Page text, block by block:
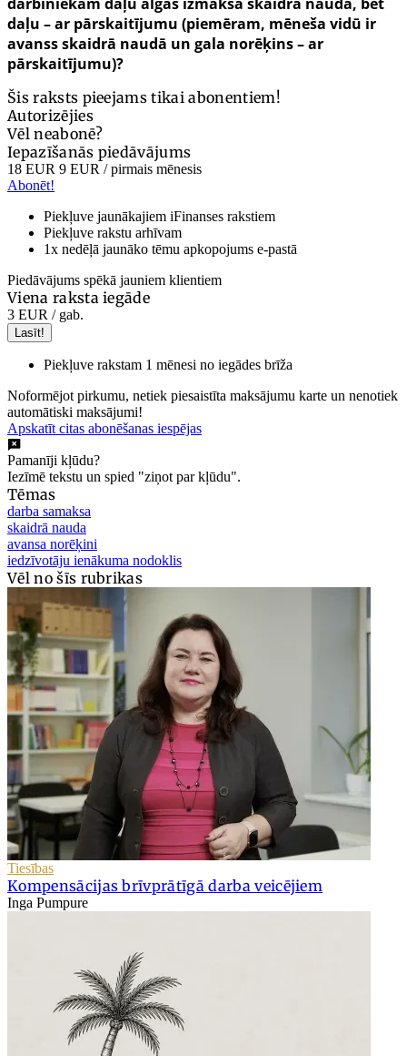
daļu – ar pārskaitījumu (piemēram, mēneša vidū ir
avanss skaidrā naudā un gala norēķins – ar
pārskaitījumu)?
Šis raksts pieejams tikai abonentiem!
Autorizējies
Vēl neabonē?
Iepazīšanās piedāvājums
18 EUR 9 EUR / pirmais mēnesis
Abonēt!
Piekļuve jaunākajiem iFinanses rakstiem
Piekļuve rakstu arhīvam
1x nedēļā jaunāko tēmu apkopojums e-pastā
Piedāvājums spēkā jauniem klientiem
Viena raksta iegāde
3 EUR / gab.
Lasīt!
Piekļuve rakstam 1 mēnesi no iegādes brīža
Noformējot pirkumu, netiek piesaistīta maksājumu karte un nenotiek
automātiski maksājumi!
Apskatīt citas abonēšanas iespējas
Pamanīji kļūdu?
Iezīmē tekstu un spied "ziņot par kļūdu".
Tēmas
darba samaksa
skaidrā nauda
avansa norēķini
iedzīvotāju ienākuma nodoklis
Vēl no šīs rubrikas
Tiesības
Kompensācijas brīvprātīgā darba veicējiem
Inga Pumpure